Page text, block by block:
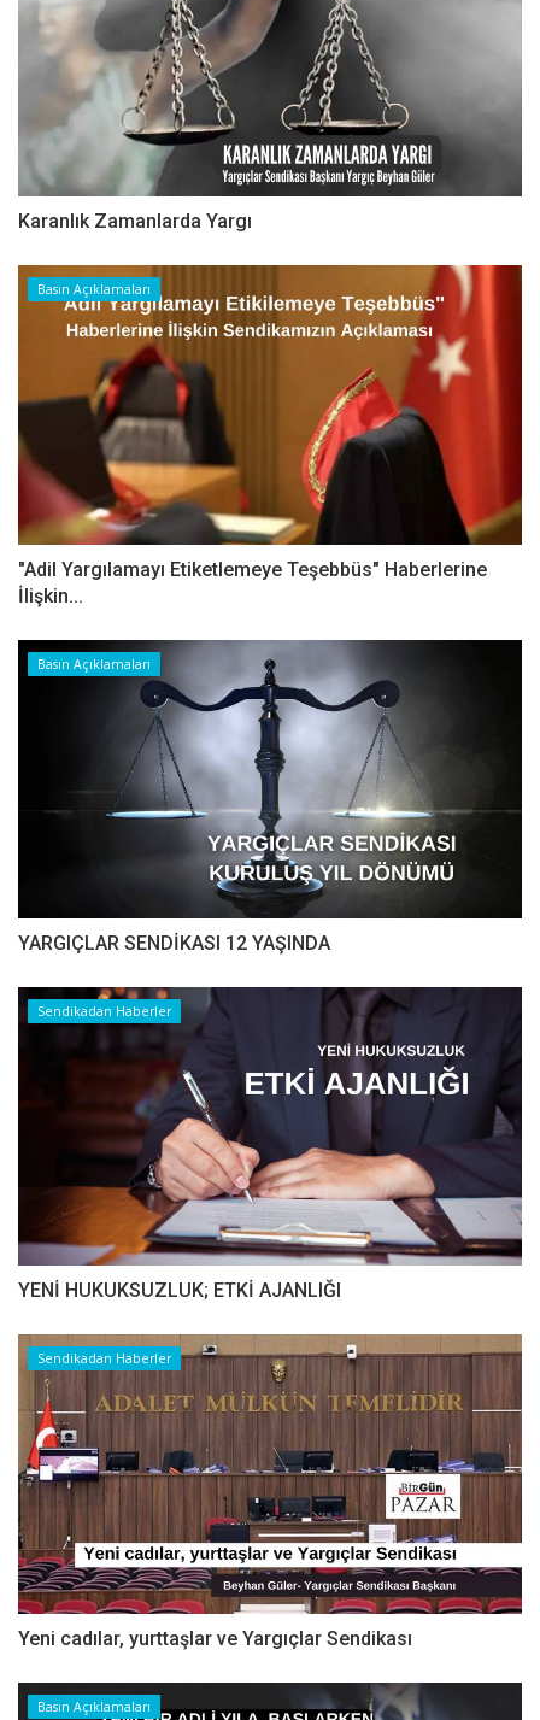
Karanlık Zamanlarda Yargı
Basın Açıklamaları
"Adil Yargılamayı Etiketlemeye Teşebbüs" Haberlerine
İlişkin...
Basın Açıklamaları
YARGIÇLAR SENDİKASI 12 YAŞINDA
Sendikadan Haberler
YENİ HUKUKSUZLUK; ETKİ AJANLIĞI
Sendikadan Haberler
Yeni cadılar, yurttaşlar ve Yargıçlar Sendikası
Basın Açıklamaları